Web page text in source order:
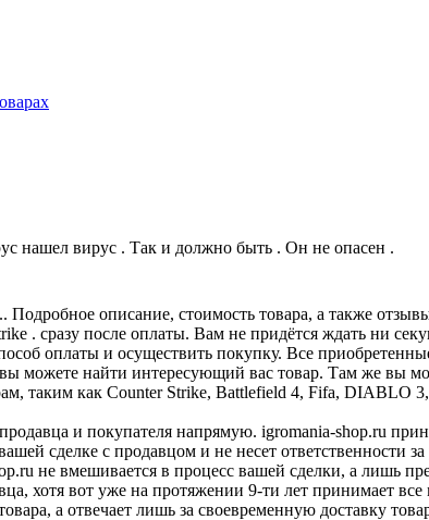
нашел вирус . Так и должно быть . Он не опасен .
описание, стоимость товара, а также
. сразу после оплаты. Вам не придётся ждать ни
оплаты и осуществить покупку. Все
найти интересующий вас товар. Там же вы
таким как Counter Strike, Battlefield 4, Fifa, DIABLO
и покупателя напрямую. igromania-shop.ru
сделке с продавцом и не несет ответственности
не вмешивается в процесс вашей сделки, а лишь
хотя вот уже на протяжении 9-ти лет принимает
а отвечает лишь за своевременную доставку